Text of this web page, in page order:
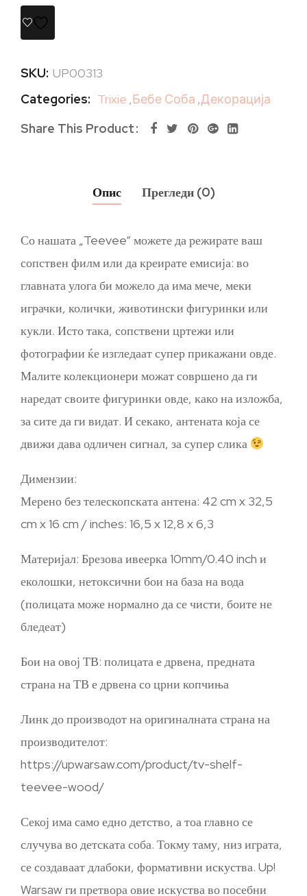
SKU: UP00313
Categories: Trixie ,Бебе Соба ,Декорација
Share This Product
Опис Прегледи (0)
Со нашата „Teevee“ можете да режирате ваш
сопствен филм или да креирате емисија: во
главната улога би можело да има мече, меки
играчки, колички, животински фигуринки или
кукли. Исто така, сопствени цртежи или
фотографии ќе изгледаат супер прикажани овде.
Малите колекционери можат совршено да ги
наредат своите фигуринки овде, како на изложба,
за сите да ги видат. И секако, антената која се
движи дава одличен сигнал, за супер слика
Димензии:
Мерено без телескопската антена: 42 cm x 32,5
cm x 16 cm / inches: 16,5 x 12,8 x 6,3
Материјал: Брезова ивеерка 10mm/0.40 inch и
еколошки, нетоксични бои на база на вода
(полицата може нормално да се чисти, боите не
бледеат)
Бои на овој ТВ: полицата е дрвена, предната
страна на ТВ е дрвена со црни копчиња
Линк до производот на оригиналната страна на
производителот:
https://upwarsaw.com/product/tv-shelf-
teevee-wood/
Секој има само едно детство, а тоа главно се
случува во детската соба. Токму таму, низ играта,
се создаваат длабоки, формативни искуства. Up!
Warsaw ги претвора овие искуства во посебни